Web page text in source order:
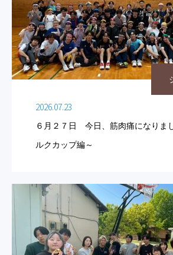
2026.07.23
６月２７日 今日、筋肉痛になりま
ルクカップ編～